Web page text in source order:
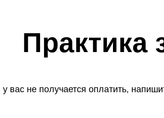
Практика
вас не получается оплатить,